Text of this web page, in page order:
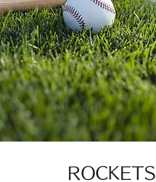
​​ROCKETS